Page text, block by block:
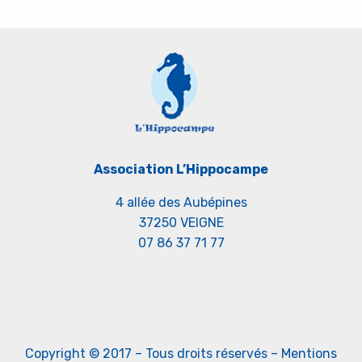
Association L’Hippocampe
4 allée des Aubépines
37250 VEIGNE
07 86 37 71 77
Copyright © 2017 – Tous droits réservés – Mentions